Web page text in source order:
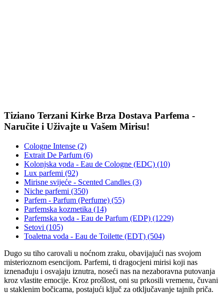
Tiziano Terzani Kirke Brza Dostava Parfema -
Naručite i Uživajte u Vašem Mirisu!
Cologne Intense (2)
Extrait De Parfum (6)
Kolonjska voda - Eau de Cologne (EDC) (10)
Lux parfemi (92)
Mirisne svijeće - Scented Candles (3)
Niche parfemi (350)
Parfem - Parfum (Perfume) (55)
Parfemska kozmetika (14)
Parfemska voda - Eau de Parfum (EDP) (1229)
Setovi (105)
Toaletna voda - Eau de Toilette (EDT) (504)
Dugo su tiho carovali u noćnom zraku, obavijajući nas svojom
misterioznom esencijom. Parfemi, ti dragocjeni mirisi koji nas
iznenađuju i osvajaju iznutra, noseći nas na nezaboravna putovanja
kroz vlastite emocije. Kroz prošlost, oni su prkosili vremenu, čuvani
u staklenim bočicama, postajući ključ za otključavanje tajnih priča.